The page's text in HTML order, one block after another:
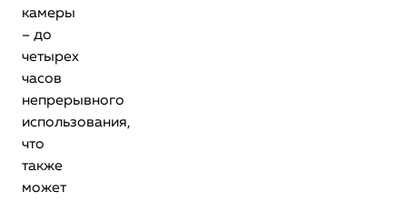
камеры
– до
четырех
часов
непрерывного
использования,
что
также
может